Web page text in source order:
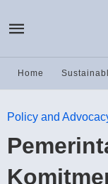
Home
Policy and